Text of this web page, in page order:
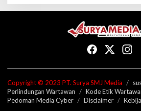
Copyright © 2023 PT. Surya SMJ Media
Perlindungan Wartawan
Kode Etik
Pedoman Media Cyber
Disclaimer